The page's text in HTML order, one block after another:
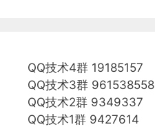
QQ技术4群 19185157
QQ技术3群 961538558
QQ技术2群 9349337
QQ技术1群 9427614